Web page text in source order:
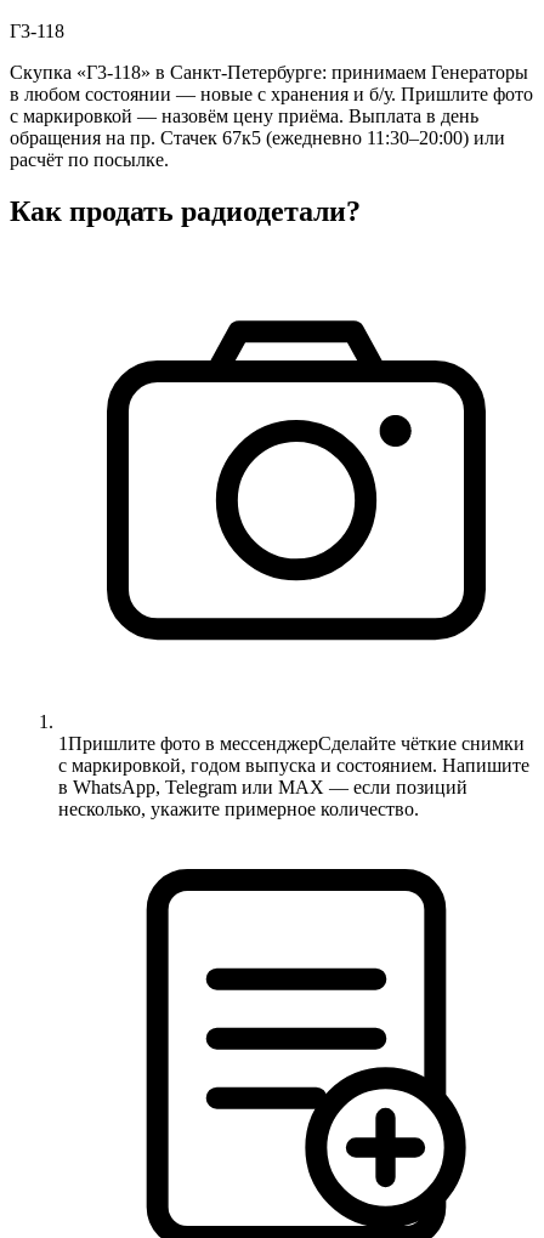
Г3-118
Скупка «Г3-118» в Санкт-Петербурге: принимаем Генераторы
в любом состоянии — новые с хранения и б/у. Пришлите фото
с маркировкой — назовём цену приёма. Выплата в день
обращения на пр. Стачек 67к5 (ежедневно 11:30–20:00) или
расчёт по посылке.
Как продать радиодетали?
1Пришлите фото в мессенджерСделайте чёткие снимки
с маркировкой, годом выпуска и состоянием. Напишите
в WhatsApp, Telegram или MAX — если позиций
несколько, укажите примерное количество.